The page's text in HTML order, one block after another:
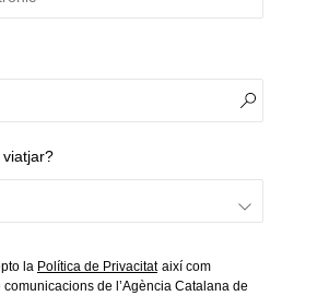
la Política de Privacitat així com
comunicacions de l’Agència Catalana de